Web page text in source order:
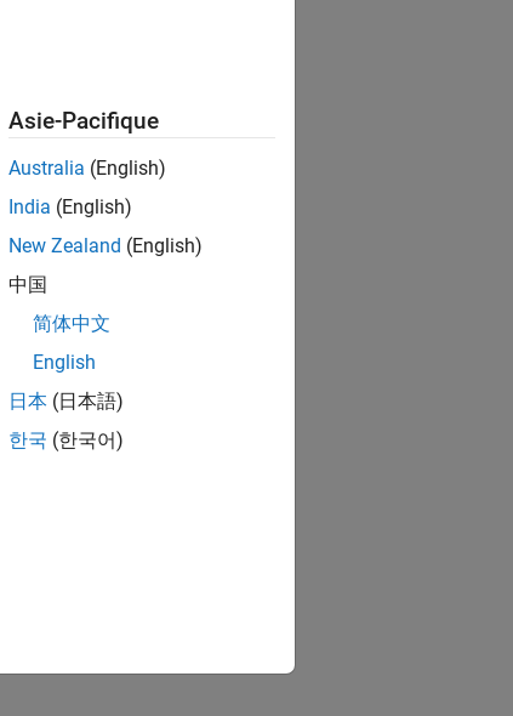
Asie-Pacifique
Australia (English)
India (English)
New Zealand (English)
中国
简体中文
English
日本 (日本語)
한국 (한국어)